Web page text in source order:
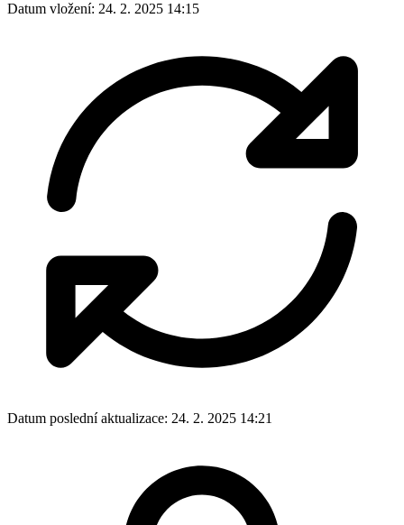
Datum vložení: 24. 2. 2025 14:15
Datum poslední aktualizace: 24. 2. 2025 14:21